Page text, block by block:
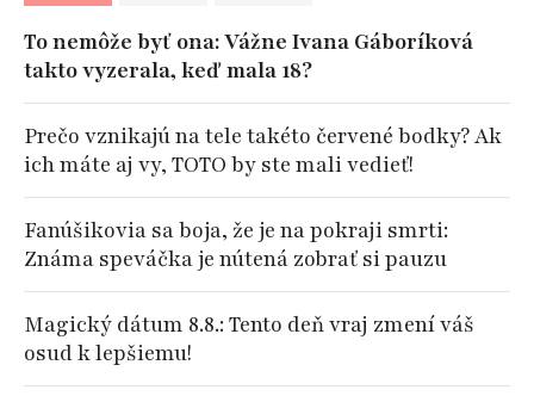
To nemôže byť ona: Vážne Ivana Gáboríková
takto vyzerala, keď mala 18?
Prečo vznikajú na tele takéto červené bodky? Ak
ich máte aj vy, TOTO by ste mali vedieť!
Fanúšikovia sa boja, že je na pokraji smrti:
Známa speváčka je nútená zobrať si pauzu
Magický dátum 8.8.: Tento deň vraj zmení váš
osud k lepšiemu!